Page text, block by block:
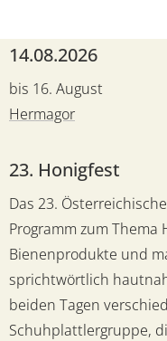
14.08.2026
bis 16. August
Hermagor
23. Honigfest
Das 23.
Programm zum Thema
Bienenprodukte und
sprichtwörtlich
beiden Tagen
Schuhplattlergruppe,